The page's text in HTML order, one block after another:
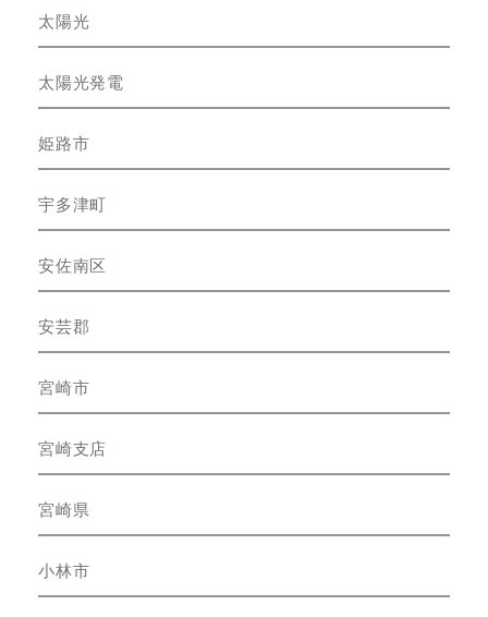
太陽光
太陽光発電
姫路市
宇多津町
安佐南区
安芸郡
宮崎市
宮崎支店
宮崎県
小林市